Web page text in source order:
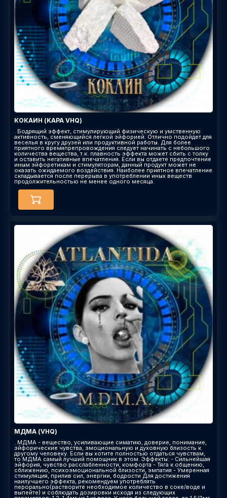
КОКАИН (KAPA VHQ)
. Бодрящий эффект, стимулирующий физическую и умственную
активность, сменяющийся легкой эйфорией. Отлично подойдет для
веселья в кругу друзей или продуктивной работы. Для более
приятного времяпрепровождения следует начинать с небольшого
количества вещества, т.к. плавность эффекта может сбить с толку
и оставить негативные впечатления. Если вы отдаете предпочтение
иным эйфоретикам и стимуляторам, данный продукт может не
оказать ожидаемого воздействия. Наиболее приятное впечатление
складывается после перерыва в употреблении иных веществ
продолжительностью не менее одного месяца.
МДМА (VHQ)
. МДМА - вещество, усиливающие симатию, доверие, понимание,
эйфорические чувства, эмоциональную и духовную близость к
другому человеку. Если вы хотите полностью отдаться чувствам,
то МДМА самый лучший помощник в этом. Эффекты: - Сильнейшая
эйфория, чувство расслабленности, комфорта - Тяга к общению,
сближению, психоэмоциональной близости, эмпатия - Умеренная
стимуляция, прилив сил, энергии, бодрости Для достижения
наилучшего эффекта, рекомендуем употреблять
перорально(растворите необходимое количество в соке/воде и
выпейте) и соблюдать дозировки исходя из следующих